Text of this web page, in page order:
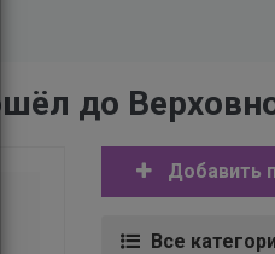
до
Добавить
Все